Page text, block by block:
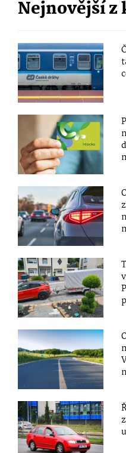
Nejnovější z